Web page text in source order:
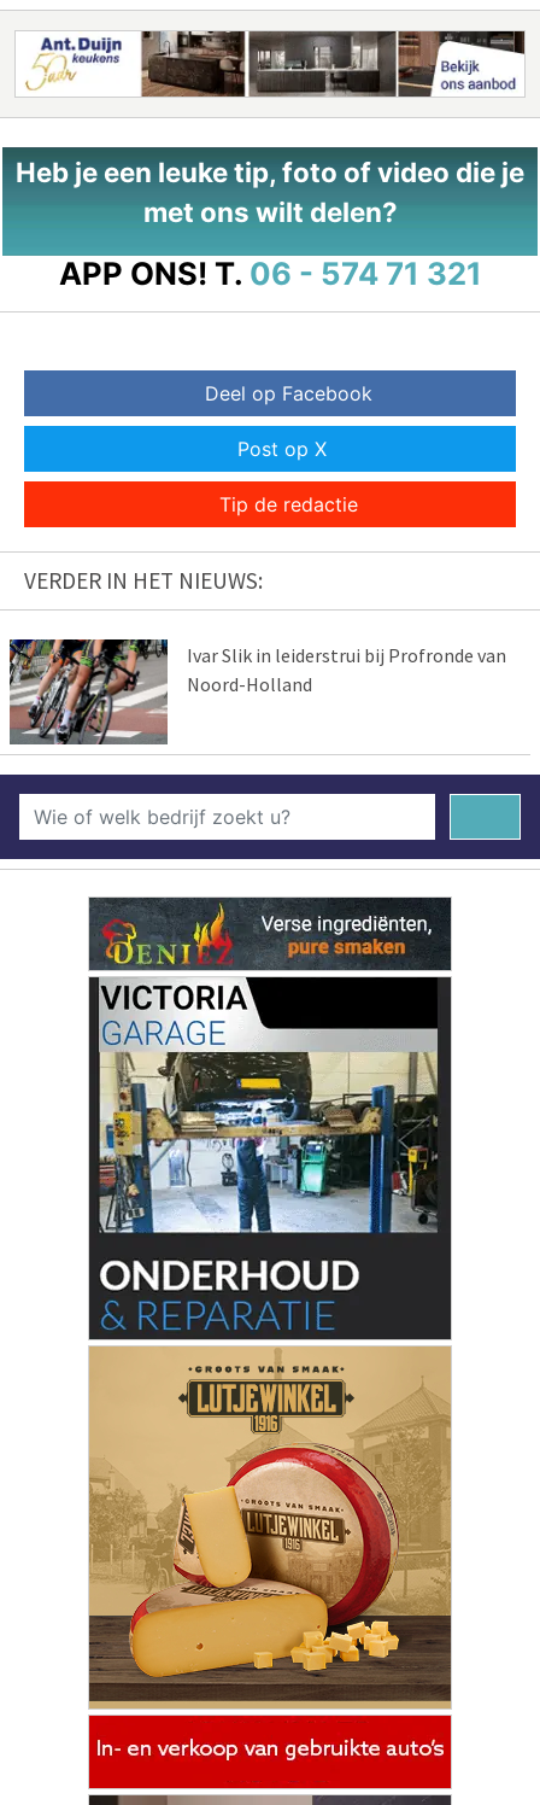
Heb je een leuke tip, foto of video die je
met ons wilt delen?
APP ONS! T. 06 - 574 71 321
Deel op Facebook
Post op X
Tip de redactie
VERDER IN HET NIEUWS:
Ivar Slik in leiderstrui bij Profronde van
Noord-Holland